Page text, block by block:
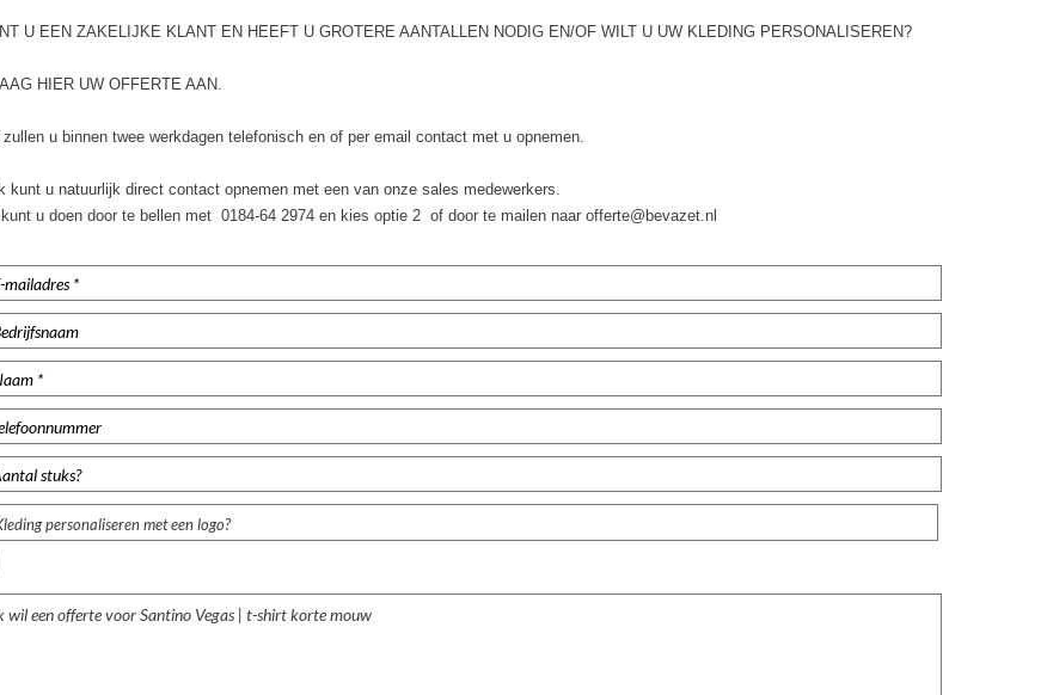
U EEN ZAKELIJKE KLANT EN HEEFT U GROTERE AANTALLEN NODIG EN/OF WILT U UW KLEDING PERSONALISEREN?
HIER UW OFFERTE AAN.
zullen u binnen twee werkdagen telefonisch en of per email contact met u opnemen.
kunt u natuurlijk direct contact opnemen met een van onze sales medewerkers.
kunt u doen door te bellen met 0184-64 2974 en kies optie 2 of door te mailen naar offerte@bevazet.nl
personaliseren met een logo?